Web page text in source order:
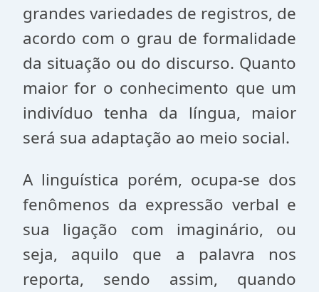
grandes variedades de registros, de
acordo com o grau de formalidade
da situação ou do discurso. Quanto
maior for o conhecimento que um
indivíduo tenha da língua, maior
será sua adaptação ao meio social.
A linguística porém, ocupa-se dos
fenômenos da expressão verbal e
sua ligação com imaginário, ou
seja, aquilo que a palavra nos
reporta, sendo assim, quando